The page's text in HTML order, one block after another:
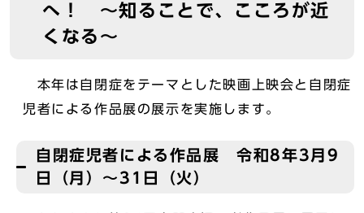
へ！ ～知ることで、こころが近
くなる～
本年は自閉症をテーマとした映画上映会と自閉症
児者による作品展の展示を実施します。
自閉症児者による作品展 令和8年3月9
日（月）～31日（火）